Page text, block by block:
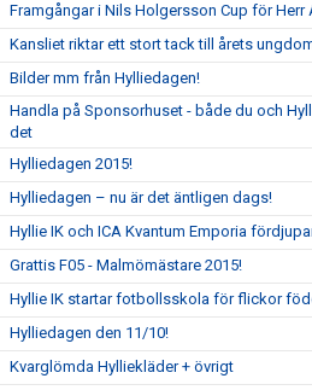
Framgångar i Nils Holgersson Cup för Herr
Kansliet riktar ett stort tack till årets
Bilder mm från Hylliedagen!
Handla på Sponsorhuset - både du och
det
Hylliedagen 2015!
Hylliedagen – nu är det äntligen dags!
Hyllie IK och ICA Kvantum Emporia
Grattis F05 - Malmömästare 2015!
Hyllie IK startar fotbollsskola för flickor
Hylliedagen den 11/10!
Kvarglömda Hylliekläder + övrigt